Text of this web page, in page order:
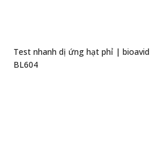
Test nhanh dị ứng hạt phỉ |
BL604